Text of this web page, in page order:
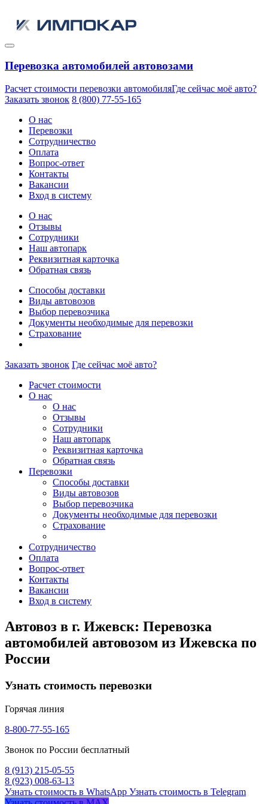
Перевозка автомобилей автовозами
Расчет стоимости перевозки автомобиляГде сейчас моё авто?
Заказать звонок 8 (800) 77-55-165
О нас
Перевозки
Сотрудничество
Оплата
Вопрос-ответ
Контакты
Вакансии
Вход в систему
О нас
Отзывы
Сотрудники
Наш автопарк
Реквизитная карточка
Обратная связь
Способы доставки
Виды автовозов
Выбор перевозчика
Документы необходимые для перевозки
Страхование
Заказать звонок Где сейчас моё авто?
Расчет стоимости
О нас
О нас
Отзывы
Сотрудники
Наш автопарк
Реквизитная карточка
Обратная связь
Перевозки
Способы доставки
Виды автовозов
Выбор перевозчика
Документы необходимые для перевозки
Страхование
Сотрудничество
Оплата
Вопрос-ответ
Контакты
Вакансии
Вход в систему
Автовоз в г. Ижевск: Перевозка
автомобилей автовозом из Ижевска по
России
Узнать стоимость перевозки
Горячая линия
8-800-77-55-165
Звонок по России бесплатный
8 (913) 215-05-55
8 (923) 008-63-13
Узнать стоимость в WhatsApp Узнать стоимость в Telegram